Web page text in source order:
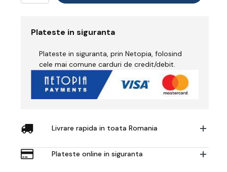
Plateste in siguranta
Plateste in siguranta, prin Netopia, folosind
cele mai comune carduri de credit/debit.
Livrare rapida in toata Romania
Plateste online in siguranta